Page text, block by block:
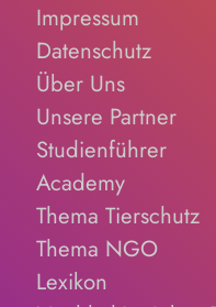
Impressum
Datenschutz
Über Uns
Unsere Partner
Studienführer
Academy
Thema Tierschutz
Thema NGO
Lexikon